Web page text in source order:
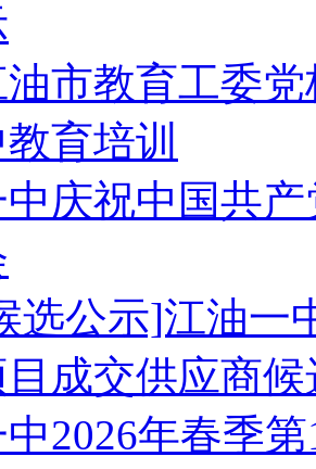
市教育工委
育培训
庆祝中国共
选公示]江油一
成交供应商
2026年春季